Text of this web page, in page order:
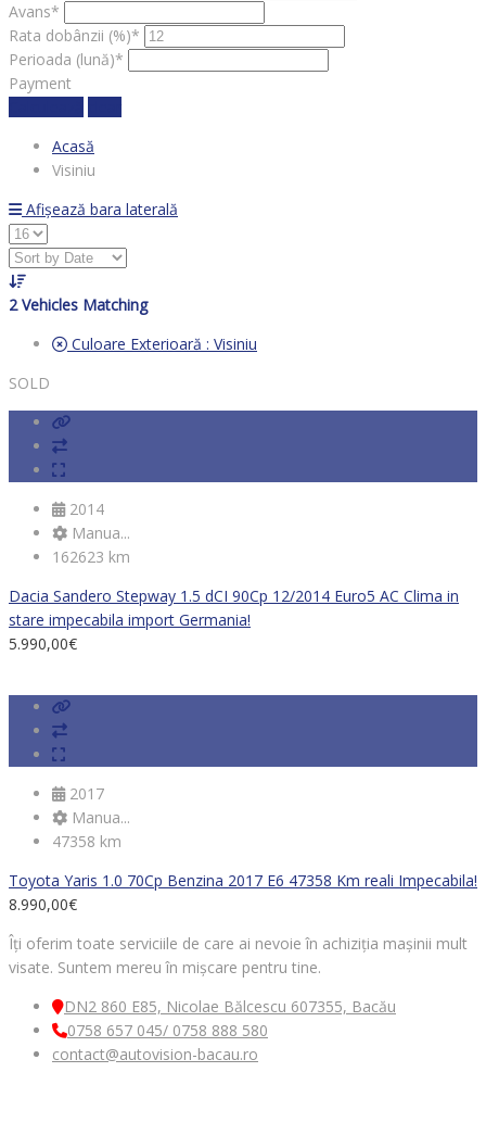
Avans*
Rata dobânzii (%)*
Perioada (lună)*
Payment
Acasă
Visiniu
Afișează bara laterală
2 Vehicles Matching
Culoare Exterioară : Visiniu
SOLD
2014
Manua...
162623 km
Dacia Sandero Stepway 1.5 dCI 90Cp 12/2014 Euro5 AC Clima in
stare impecabila import Germania!
5.990,00€
2017
Manua...
47358 km
Toyota Yaris 1.0 70Cp Benzina 2017 E6 47358 Km reali Impecabila!
8.990,00€
Îți oferim toate serviciile de care ai nevoie în achiziția mașinii mult
visate. Suntem mereu în mișcare pentru tine.
DN2 860 E85, Nicolae Bălcescu 607355, Bacău
0758 657 045/ 0758 888 580
contact@autovision-bacau.ro